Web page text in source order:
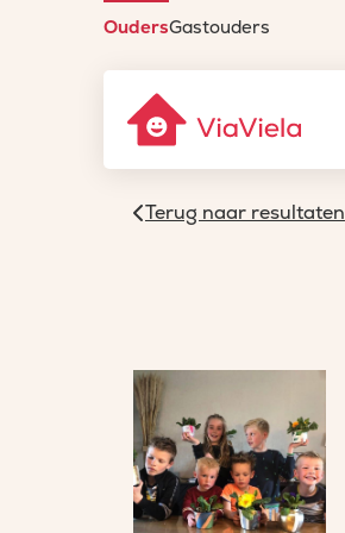
OudersGastouders
Terug naar resultaten